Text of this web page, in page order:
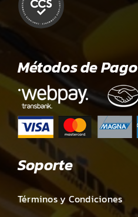
Métodos de Pago
Soporte
Términos y Condiciones